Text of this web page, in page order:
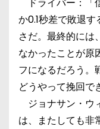
か0.1秒差で敗退
さだ。最終的には
なかったことが原
フになるだろう。
どうやって挽回で
ジョナサン・ウ
は、またしても非